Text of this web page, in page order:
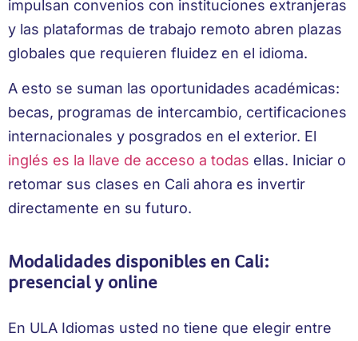
impulsan convenios con instituciones extranjeras
y las plataformas de trabajo remoto abren plazas
globales que requieren fluidez en el idioma.
A esto se suman las oportunidades académicas:
becas, programas de intercambio, certificaciones
internacionales y posgrados en el exterior. El
inglés es la llave de acceso a todas ellas. Iniciar o
retomar sus clases en Cali ahora es invertir
directamente en su futuro.
Modalidades disponibles en Cali:
presencial y online
En ULA Idiomas usted no tiene que elegir entre